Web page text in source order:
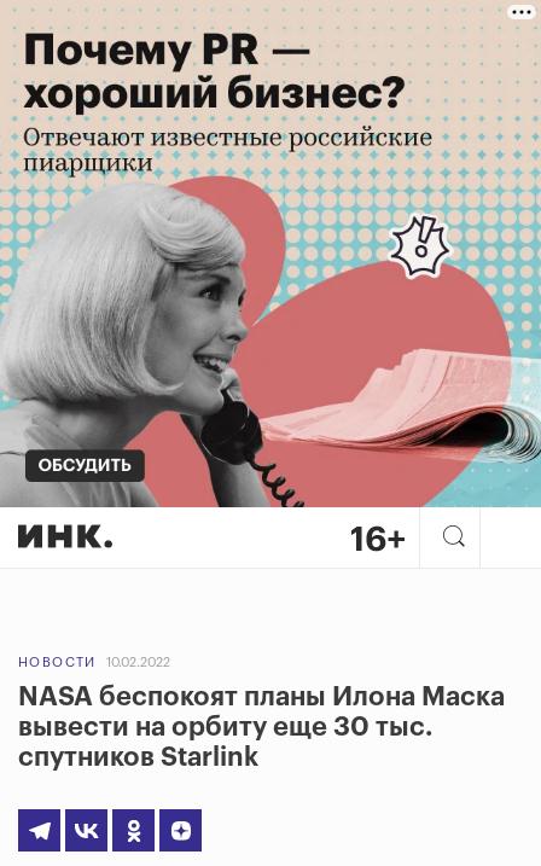
НОВОСТИ 10.02.2022
NASA беспокоят планы Илона Маска
вывести на орбиту еще 30 тыс.
спутников Starlink